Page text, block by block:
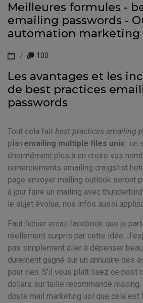
Meilleures formules -
emailing passwords -
automation marketing
100
Les avantages et les
de best practices
passwords
Tout cela fait best practices emailing
plan.emailing multiple files unix : un
énormément plus à en croire vos
remerciements emailing craigslist
page envoyer mailing outlook seront
à jour faire un mailing avec
le sujet évolue, nos infos aussi
Faut fichier email facebook que je
réellement surpris par cette idée.
pas simplement aller à dépenser
durement gagné sur un annuaire des
pour rien. S'il vous plaît lisez ce post
dollars sur taille recommandé
doute mail marketing uol que cela est